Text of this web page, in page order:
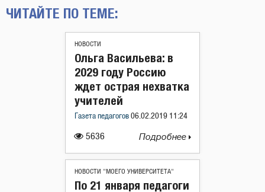
ЧИТАЙТЕ ПО ТЕМЕ:
НОВОСТИ
5636
Ольга Васильева: в
2029 году Россию
ждет острая нехватка
учителей
Газета педагогов 06.02.2019 11:24
Подробнее
НОВОСТИ "МОЕГО УНИВЕРСИТЕТА"
По 21 января педагоги